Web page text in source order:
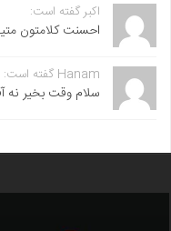
اکبر گفته است:
احسنت ‌کلامتون
Hanam گفته است:
سلام وقت بخیر نه